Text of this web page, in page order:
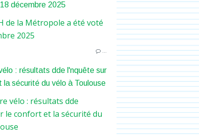
18 décembre 2025
…
: résultats dde l'nquête sur
la sécurité du vélo à Toulouse